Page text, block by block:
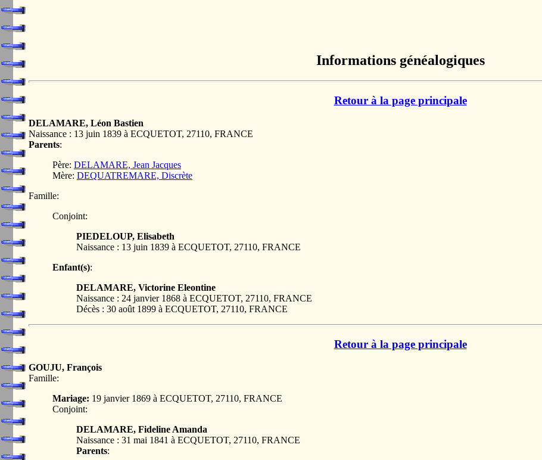
Informations généalogiques
Retour à la page principale
DELAMARE, Léon Bastien
Naissance : 13 juin 1839 à ECQUETOT, 27110, FRANCE
Parents:
Père: DELAMARE, Jean Jacques
Mère: DEQUATREMARE, Discrète
Famille:
Conjoint:
PIEDELOUP, Elisabeth
Naissance : 13 juin 1839 à ECQUETOT, 27110, FRANCE
Enfant(s):
DELAMARE, Victorine Eleontine
Naissance : 24 janvier 1868 à ECQUETOT, 27110, FRANCE
Décès : 30 août 1899 à ECQUETOT, 27110, FRANCE
Retour à la page principale
GOUJU, François
Famille:
Mariage: 19 janvier 1869 à ECQUETOT, 27110, FRANCE
Conjoint:
DELAMARE, Fideline Amanda
Naissance : 31 mai 1841 à ECQUETOT, 27110, FRANCE
Parents: